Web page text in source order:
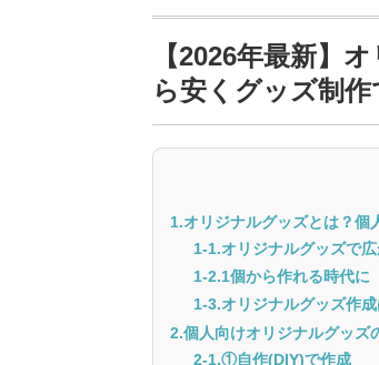
【2026年最新】
ら安くグッズ制
1.オリジナルグッズとは？個
1-1.オリジナルグッズで
1-2.1個から作れる時代に
1-3.オリジナルグッズ作
2.個人向けオリジナルグッズ
2-1.①自作(DIY)で作成